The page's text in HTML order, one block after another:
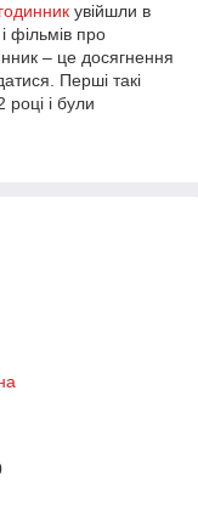
увійшли в
фільмів про
– це досягнення
Перші такі
і були
плані
а швидше
носим
розмірах
відносно
у тандемі зі
«з
годинах